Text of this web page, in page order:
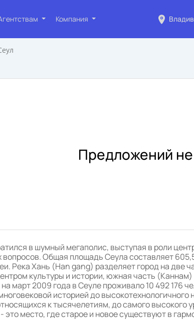
Компания
Предложений
в шумный мегаполис, выступая в роли
вопросов. Общая площадь Сеула составляет
Река Хань (Han gang) разделяет город на две
культуры и истории, южная часть
март 2009 года в Сеуле проживало 10 492 176
историей до высокотехнологичного
к тысячелетиям, до самого высокого
это место, где старое и новое существуют в